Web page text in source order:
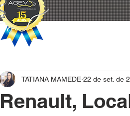
Renault,
TATIANA MAMEDE 22 de set. de